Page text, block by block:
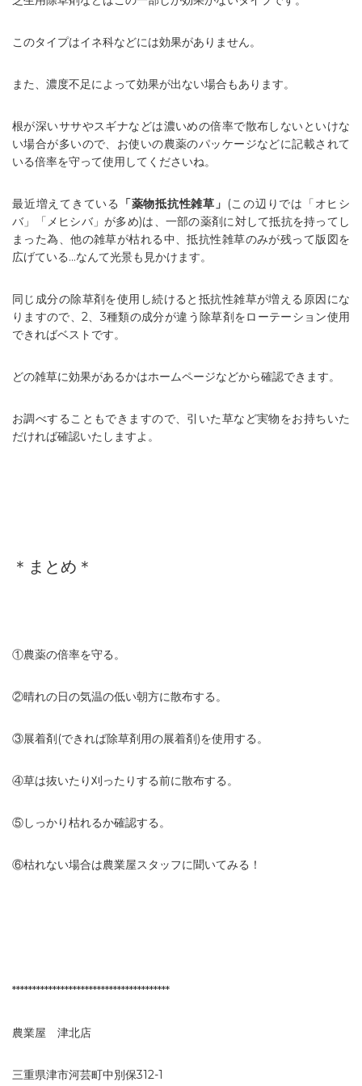
このタイプはイネ科などには効果がありません。
また、濃度不足によって効果が出ない場合もあります。
根が深いササやスギナなどは濃いめの倍率で散布しないといけな
い場合が多いので、お使いの農薬のパッケージなどに記載されて
いる倍率を守って使用してくださいね。
最近増えてきている 「薬物抵抗性雑草」 (この辺りでは「オヒシ
バ」「メヒシバ」が多め)は、一部の薬剤に対して抵抗を持ってし
まった為、他の雑草が枯れる中、抵抗性雑草のみが残って版図を
広げている…なんて光景も見かけます。
同じ成分の除草剤を使用し続けると抵抗性雑草が増える原因にな
りますので、2、3種類の成分が違う除草剤をローテーション使用
できればベストです。
どの雑草に効果があるかはホームページなどから確認できます。
お調べすることもできますので、引いた草など実物をお持ちいた
だければ確認いたしますよ。
＊まとめ＊
①農薬の倍率を守る。
②晴れの日の気温の低い朝方に散布する。
③展着剤(できれば除草剤用の展着剤)を使用する。
④草は抜いたり刈ったりする前に散布する。
⑤しっかり枯れるか確認する。
⑥枯れない場合は農業屋スタッフに聞いてみる！
***************************************
農業屋 津北店
三重県津市河芸町中別保312-1